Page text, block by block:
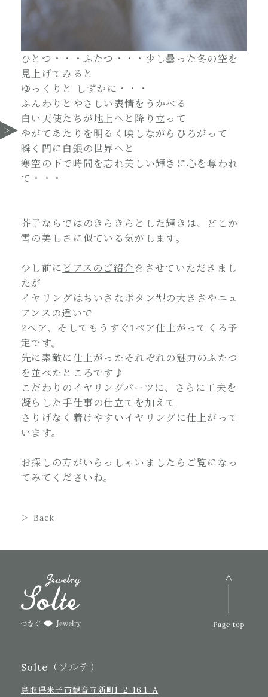
ひとつ・・・ふたつ・・・少し曇った冬の空を
見上げてみると
ゆっくりと しずかに・・・
ふんわりとやさしい表情をうかべる
白い天使たちが地上へと降り立って
やがてあたりを明るく映しながらひろがって
瞬く間に白銀の世界へと
寒空の下で時間を忘れ美しい輝きに心を奪われ
て・・・
芥子ならではのきらきらとした輝きは、どこか
雪の美しさに似ている気がします。
少し前に ピアスのご紹介をさせていただきまし
たが
イヤリングはちいさなボタン型の大きさやニュ
アンスの違いで
2ペア、そしてもうすぐ1ペア仕上がってくる予
定です。
先に素敵に仕上がったそれぞれの魅力のふたつ
を並べたところです♪
こだわりのイヤリングパーツに、さらに工夫を
凝らした手仕事の仕立てを加えて
さりげなく着けやすいイヤリングに仕上がって
います。
お探しの方がいらっしゃいましたらご覧になっ
てみてくださいね。
Back
Solte（ソルテ）
鳥取県米子市観音寺新町1-2-16 1-A